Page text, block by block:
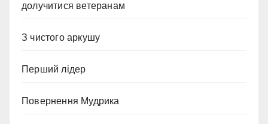
долучитися ветеранам
З чистого аркушу
Перший лідер
Повернення Мудрика